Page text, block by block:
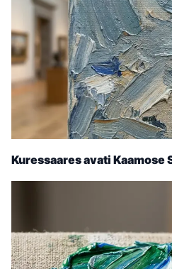
Kuressaares avati